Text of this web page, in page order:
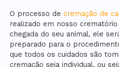
O processo de cremação de
realizado em nosso
chegada do seu animal, ele
preparado para o
que todos os cuidados são
cremação seja individual, ou